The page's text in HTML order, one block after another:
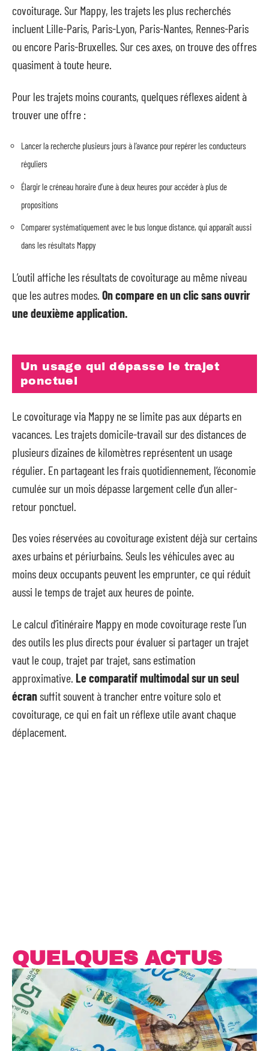
covoiturage. Sur Mappy, les trajets les plus recherchés
incluent Lille-Paris, Paris-Lyon, Paris-Nantes, Rennes-Paris
ou encore Paris-Bruxelles. Sur ces axes, on trouve des offres
quasiment à toute heure.
Pour les trajets moins courants, quelques réflexes aident à
trouver une offre :
Lancer la recherche plusieurs jours à l’avance pour repérer les conducteurs
réguliers
Élargir le créneau horaire d’une à deux heures pour accéder à plus de
propositions
Comparer systématiquement avec le bus longue distance, qui apparaît aussi
dans les résultats Mappy
L’outil affiche les résultats de covoiturage au même niveau
que les autres modes. On compare en un clic sans ouvrir
une deuxième application.
Un usage qui dépasse le trajet
ponctuel
Le covoiturage via Mappy ne se limite pas aux départs en
vacances. Les trajets domicile-travail sur des distances de
plusieurs dizaines de kilomètres représentent un usage
régulier. En partageant les frais quotidiennement, l’économie
cumulée sur un mois dépasse largement celle d’un aller-
retour ponctuel.
Des voies réservées au covoiturage existent déjà sur certains
axes urbains et périurbains. Seuls les véhicules avec au
moins deux occupants peuvent les emprunter, ce qui réduit
aussi le temps de trajet aux heures de pointe.
Le calcul d’itinéraire Mappy en mode covoiturage reste l’un
des outils les plus directs pour évaluer si partager un trajet
vaut le coup, trajet par trajet, sans estimation
approximative. Le comparatif multimodal sur un seul
écransuffit souvent à trancher entre voiture solo et
covoiturage, ce qui en fait un réflexe utile avant chaque
déplacement.
QUELQUES ACTUS